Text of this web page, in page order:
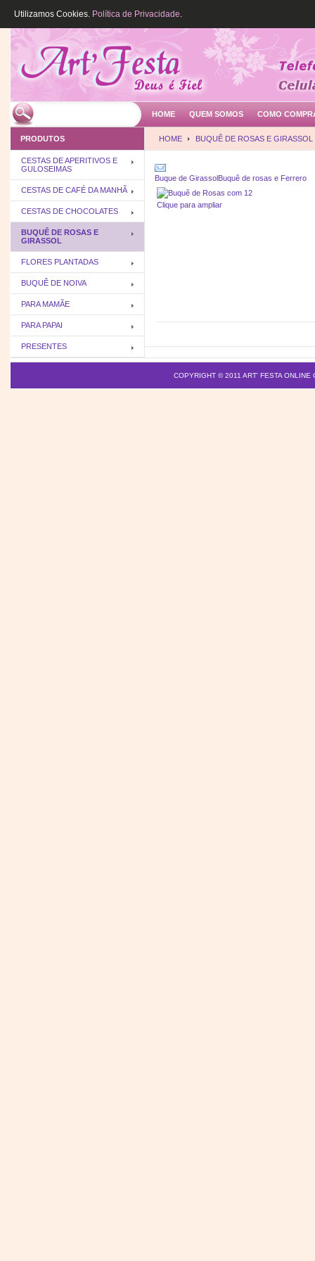
HOME QUEM SOMOS COMO
HOME BUQUÊ DE ROSAS E GIRASSOL
Buque de GirassolBuquê de rosas e Ferrero
Clique para ampliar
PRODUTOS
CESTAS DE APERITIVOS E
GULOSEIMAS
CESTAS DE CAFÉ DA MANHÃ
CESTAS DE CHOCOLATES
BUQUÊ DE ROSAS E
GIRASSOL
FLORES PLANTADAS
BUQUÊ DE NOIVA
PARA MAMÃE
PARA PAPAI
PRESENTES
COPYRIGHT © 2011 ART' FESTA ONLINE
Utilizamos Cookies. Política de Privacidade.